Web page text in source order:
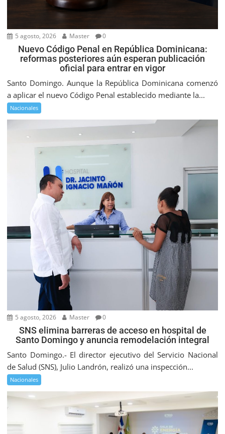
5 agosto, 2026 Master 0
Nuevo Código Penal en República Dominicana:
reformas posteriores aún esperan publicación
oficial para entrar en vigor
Santo Domingo. Aunque la República Dominicana comenzó
a aplicar el nuevo Código Penal establecido mediante la...
Nacionales
5 agosto, 2026 Master 0
SNS elimina barreras de acceso en hospital de
Santo Domingo y anuncia remodelación integral
Santo Domingo.- El director ejecutivo del Servicio Nacional
de Salud (SNS), Julio Landrón, realizó una inspección...
Nacionales